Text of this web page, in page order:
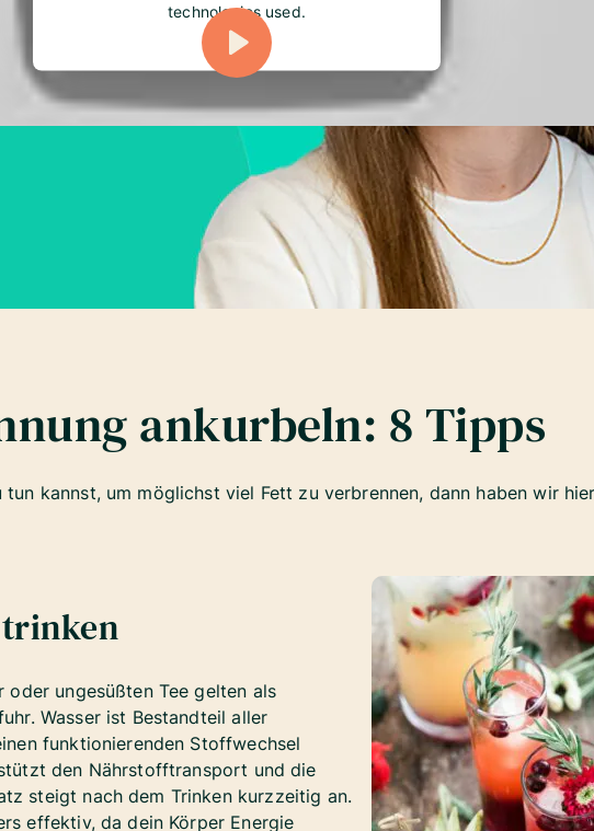
technologies used.
ankurbeln: 8 Tipps
kannst, um möglichst viel Fett zu verbrennen, dann haben wir
oder ungesüßten Tee gelten als
Wasser ist Bestandteil aller
funktionierenden Stoffwechsel
den Nährstofftransport und die
steigt nach dem Trinken kurzzeitig an.
effektiv, da dein Körper Energie